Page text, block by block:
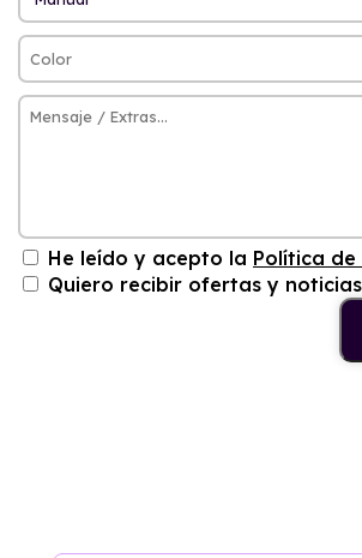
He leído y acepto la Política
Quiero recibir ofertas y